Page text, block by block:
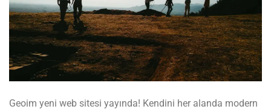
Geoim yeni web sitesi yayında! Kendini her alanda modern